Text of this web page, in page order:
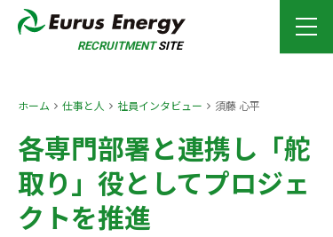
RECRUITMENTSITE
ホーム 仕事と人 社員インタビュー 須藤 心平
各専門部署と連携し「舵
取り」役としてプロジェ
クトを推進